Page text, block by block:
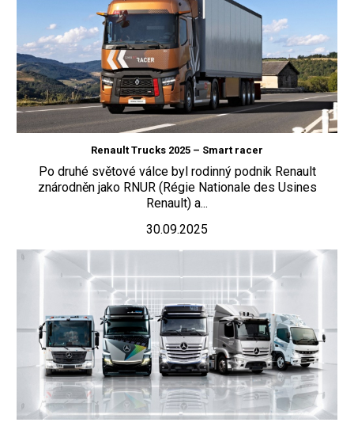
Renault Trucks 2025 – Smart racer
Po druhé světové válce byl rodinný podnik Renault
znárodněn jako RNUR (Régie Nationale des Usines
Renault) a...
30.09.2025